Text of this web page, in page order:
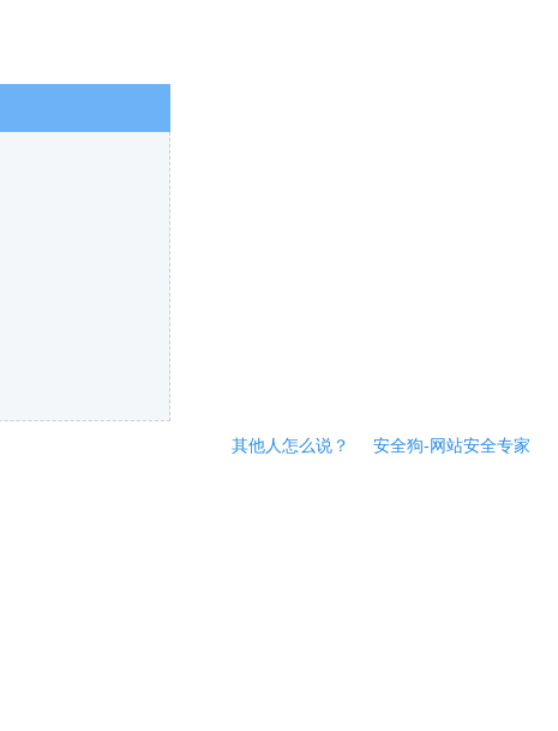
其他人怎么说？ 安全狗-网站安全专家